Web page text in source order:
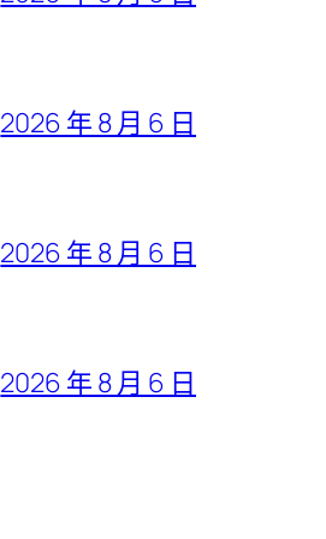
2026 年 8 月 6 日
2026 年 8 月 6 日
2026 年 8 月 6 日